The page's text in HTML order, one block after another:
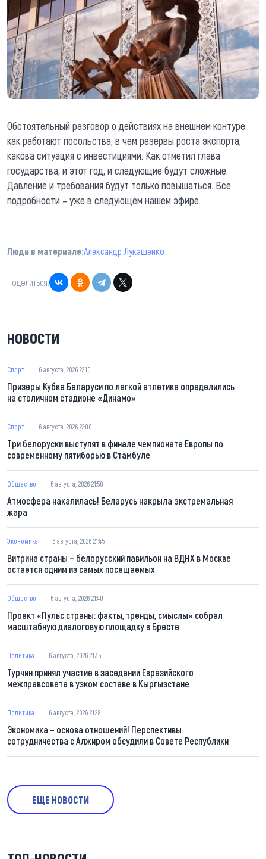
Обстоятельный разговор о действиях на внешнем контуре:
как работают посольства, в чем резервы роста экспорта,
какова ситуация с инвестициями. Как отметил глава
государства, и этот год, и следующие будут сложные.
Давление и требования будут только повышаться. Все
подробности – уже в следующем нашем эфире.
Люди в материале:Александр Лукашенко
Поделиться:
НОВОСТИ
Спорт 6 августа, 2026 22:10
Призеры Кубка Беларуси по легкой атлетике определились
на столичном стадионе «Динамо»
Спорт 6 августа, 2026 22:00
Три белоруски выступят в финале чемпионата Европы по
современному пятиборью в Стамбуле
Общество 6 августа, 2026 21:50
Атмосфера накалилась! Беларусь накрыла экстремальная
жара
Экономика 6 августа, 2026 21:45
Витрина страны – белорусский павильон на ВДНХ в Москве
остается одним из самых посещаемых
Общество 6 августа, 2026 21:40
Проект «Пульс страны: факты, тренды, смыслы» собрал
масштабную диалоговую площадку в Бресте
Политика 6 августа, 2026 21:35
Турчин принял участие в заседании Евразийского
межправсовета в узком составе в Кыргызстане
Политика 6 августа, 2026 21:28
Экономика – основа отношений! Перспективы
сотрудничества с Алжиром обсудили в Совете Республики
ЕЩЕ НОВОСТИ